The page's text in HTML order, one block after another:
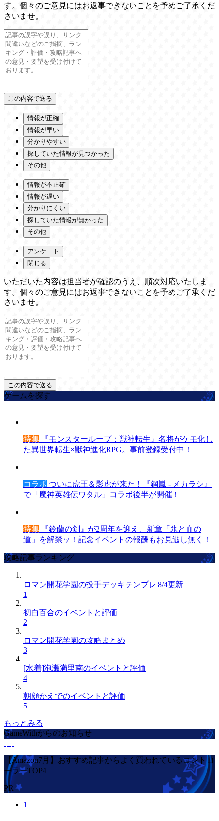
す。個々のご意見にはお返事できないことを予めご了承くだ
さいませ。
情報が正確
情報が早い
分かりやすい
探していた情報が見つかった
その他
情報が不正確
情報が遅い
分かりにくい
探していた情報が無かった
その他
アンケート
閉じる
いただいた内容は担当者が確認のうえ、順次対応いたしま
す。個々のご意見にはお返事できないことを予めご了承くだ
さいませ。
ゲームを探す
特集 『モンスターループ：獣神転生』名将がケモ化し
た異世界転生×獣神進化RPG。事前登録受付中！
コラボ ついに虎王＆影虎が来た！『鋼嵐 - メカラシ』
で「魔神英雄伝ワタル」コラボ後半が開催！
特集 『鈴蘭の剣』が2周年を迎え、新章「氷と血の
道」を解禁ッ！記念イベントの報酬もお見逃し無く！
攻略記事ランキング
ロマン開花学園の投手デッキテンプレ|8/4更新
1
初白百合のイベントと評価
2
ロマン開花学園の攻略まとめ
3
[水着]泡瀬満里南のイベントと評価
4
朝顔かえでのイベントと評価
5
もっとみる
GameWithからのお知らせ
【Amazon7月】おすすめ記事からよく買われているコントロ
ーラーTOP4
PR
1